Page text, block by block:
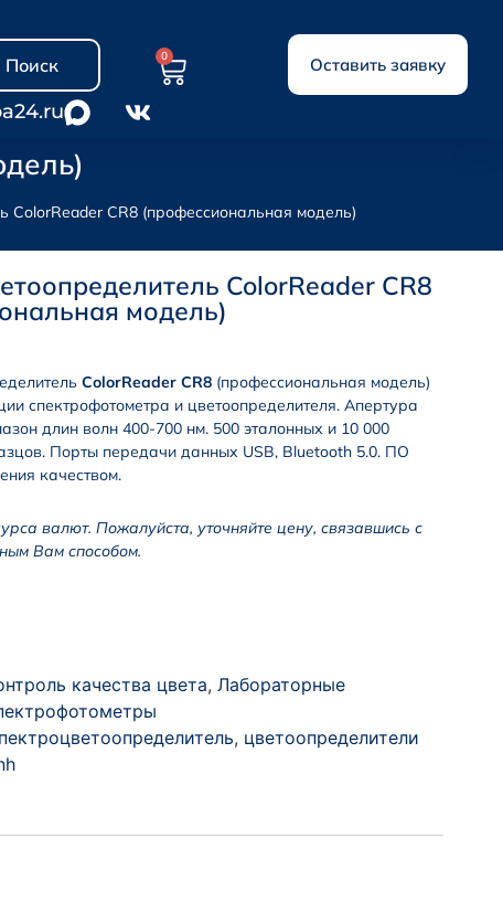
Поиск 0 Оставить заявку
ColorReader CR8 (профессиональная модель)
ColorReader CR8
модель)
ColorReader CR8 (профессиональная модель)
спектрофотометра и цветоопределителя. Апертура
длин волн 400-700 нм. 500 эталонных и 10 000
Порты передачи данных USB, Bluetooth 5.0. ПО
качеством.
валют. Пожалуйста, уточняйте цену, связавшись с
Вам способом.
качества цвета, Лабораторные
, цветоопределители